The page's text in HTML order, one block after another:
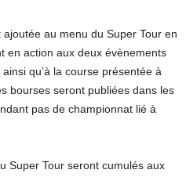
au menu du Super Tour en
en action aux deux évènements
qu’à la course présentée à
bourses seront publiées dans les
pas de championnat lié à
Super Tour seront cumulés aux